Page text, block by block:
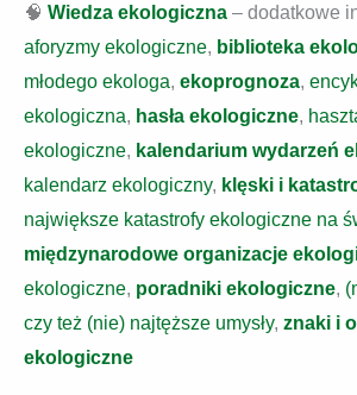
🧠 Wiedza ekologiczna – dodatkowe
aforyzmy ekologiczne, biblioteka
młodego ekologa, ekoprognoza,
ekologiczna, hasła ekologiczne,
ekologiczne, kalendarium wydarzeń
kalendarz ekologiczny, klęski i
największe katastrofy ekologiczne na
międzynarodowe organizacje
ekologiczne, poradniki ekologiczne,
czy też (nie) najtęższe umysły, znaki i
ekologiczne